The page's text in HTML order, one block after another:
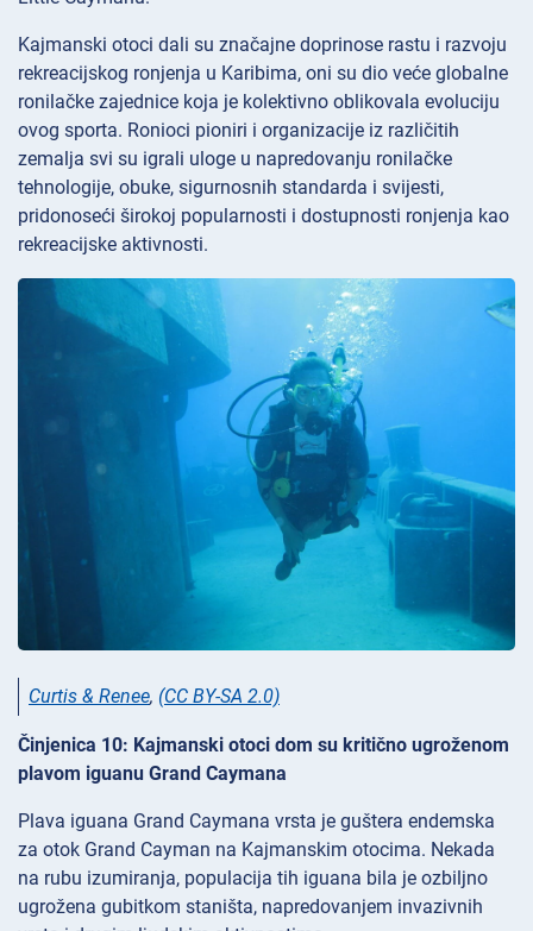
Kajmanski otoci dali su značajne doprinose rastu i razvoju
rekreacijskog ronjenja u Karibima, oni su dio veće globalne
ronilačke zajednice koja je kolektivno oblikovala evoluciju
ovog sporta. Ronioci pioniri i organizacije iz različitih
zemalja svi su igrali uloge u napredovanju ronilačke
tehnologije, obuke, sigurnosnih standarda i svijesti,
pridonoseći širokoj popularnosti i dostupnosti ronjenja kao
rekreacijske aktivnosti.
Curtis & Renee, (CC BY-SA 2.0)
Činjenica 10: Kajmanski otoci dom su kritično ugroženom
plavom iguanu Grand Caymana
Plava iguana Grand Caymana vrsta je guštera endemska
za otok Grand Cayman na Kajmanskim otocima. Nekada
na rubu izumiranja, populacija tih iguana bila je ozbiljno
ugrožena gubitkom staništa, napredovanjem invazivnih